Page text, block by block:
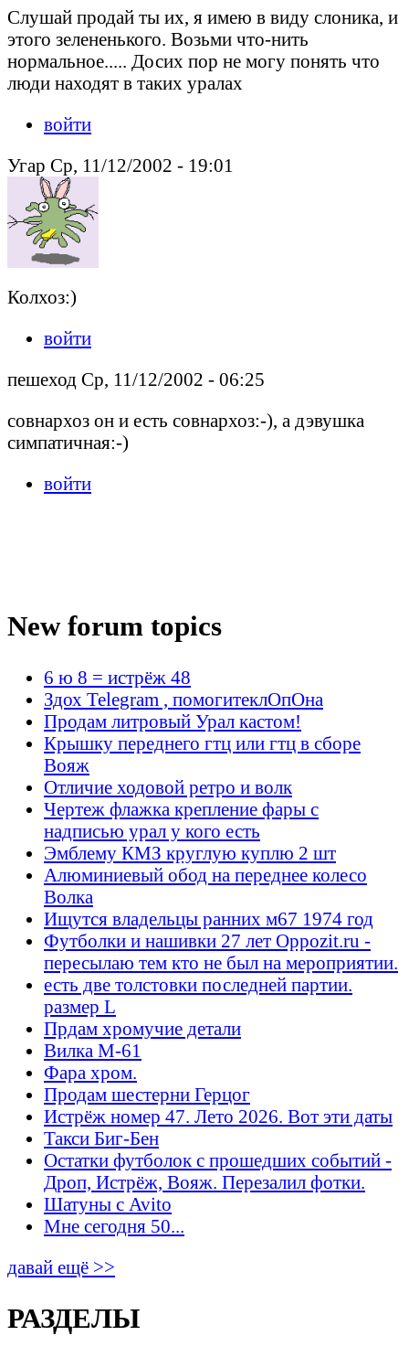
Слушай продай ты их, я имею в виду слоника, и
этого зелененького. Возьми что-нить
нормальное..... Досих пор не могу понять что
люди находят в таких уралах
войти
Угар Ср, 11/12/2002 - 19:01
Колхоз:)
войти
пешеход Ср, 11/12/2002 - 06:25
совнархоз он и есть совнархоз:-), а дэвушка
симпатичная:-)
войти
New forum topics
6 ю 8 = истрёж 48
Здох Telegram , помогитеклОпОна
Продам литровый Урал кастом!
Крышку переднего гтц или гтц в сборе
Вояж
Отличие ходовой ретро и волк
Чертеж флажка крепление фары с
надписью урал у кого есть
Эмблему КМЗ круглую куплю 2 шт
Алюминиевый обод на переднее колесо
Волка
Ищутся владельцы ранних м67 1974 год
Футболки и нашивки 27 лет Oppozit.ru -
пересылаю тем кто не был на мероприятии.
есть две толстовки последней партии.
размер L
Прдам хромучие детали
Вилка М-61
Фара хром.
Продам шестерни Герцог
Истрёж номер 47. Лето 2026. Вот эти даты
Такси Биг-Бен
Остатки футболок с прошедших событий -
Дроп, Истрёж, Вояж. Перезалил фотки.
Шатуны с Avito
Мне сегодня 50...
давай ещё >>
РАЗДЕЛЫ